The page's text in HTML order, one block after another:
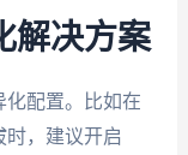
解决方案
化配置。比如在
时，建议开启